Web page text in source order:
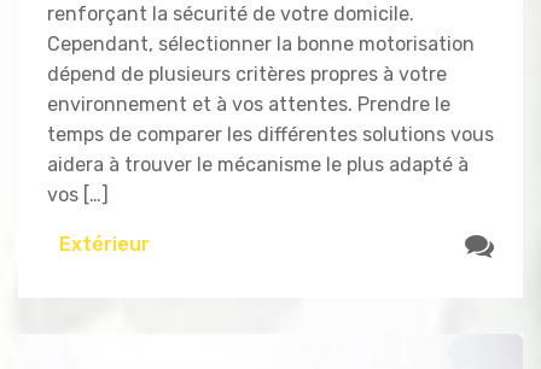
renforçant la sécurité de votre domicile.
Cependant, sélectionner la bonne motorisation
dépend de plusieurs critères propres à votre
environnement et à vos attentes. Prendre le
temps de comparer les différentes solutions vous
aidera à trouver le mécanisme le plus adapté à
vos […]
Extérieur